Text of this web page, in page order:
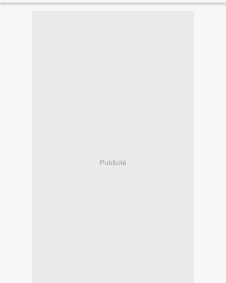
Publicité